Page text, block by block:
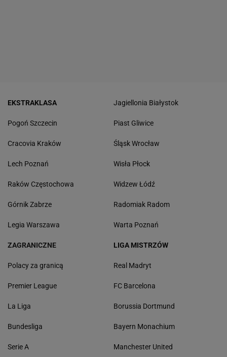
EKSTRAKLASA
Pogoń Szczecin
Cracovia Kraków
Lech Poznań
Raków Częstochowa
Górnik Zabrze
Legia Warszawa
Jagiellonia Białystok
Piast Gliwice
Śląsk Wrocław
Wisła Płock
Widzew Łódź
Radomiak Radom
Warta Poznań
ZAGRANICZNE
Polacy za granicą
Premier League
La Liga
Bundesliga
Serie A
LIGA MISTRZÓW
Real Madryt
FC Barcelona
Borussia Dortmund
Bayern Monachium
Manchester United